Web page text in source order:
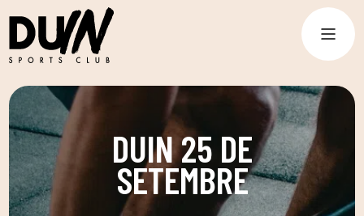
DUIN 25 DE
SETEMBRE